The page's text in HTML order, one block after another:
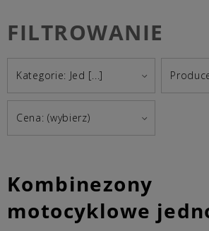
FILTROWANIE
Kategorie: Jed [...]
Cena: (wybierz)
Kombinezony
motocyklowe